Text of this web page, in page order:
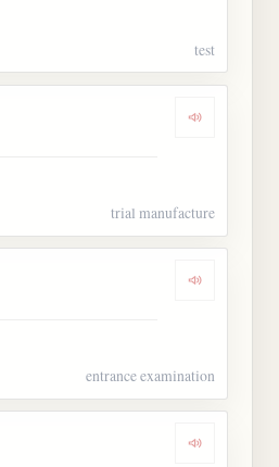
test
Dengarkan
trial manufacture
Dengarkan
entrance examination
Dengarkan